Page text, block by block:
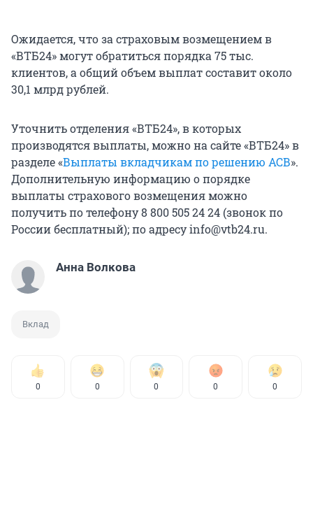
Ожидается, что за страховым возмещением в
«ВТБ24» могут обратиться порядка 75 тыс.
клиентов, а общий объем выплат составит около
30,1 млрд рублей.
Уточнить отделения «ВТБ24», в которых
производятся выплаты, можно на сайте «ВТБ24» в
разделе «Выплаты вкладчикам по решению АСВ».
Дополнительную информацию о порядке
выплаты страхового возмещения можно
получить по телефону 8 800 505 24 24 (звонок по
России бесплатный); по адресу info@vtb24.ru.
Анна Волкова
Вклад
0 0 0 0 0